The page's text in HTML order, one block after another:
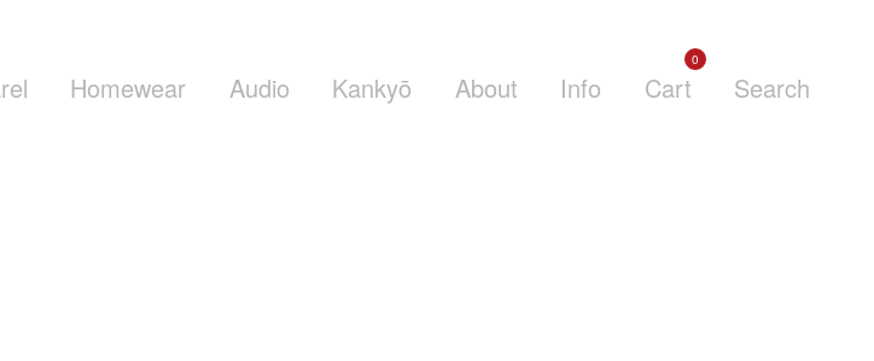
Homewear Audio Kankyō About Info Cart
0
Search